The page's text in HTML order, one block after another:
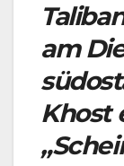
am
Khost